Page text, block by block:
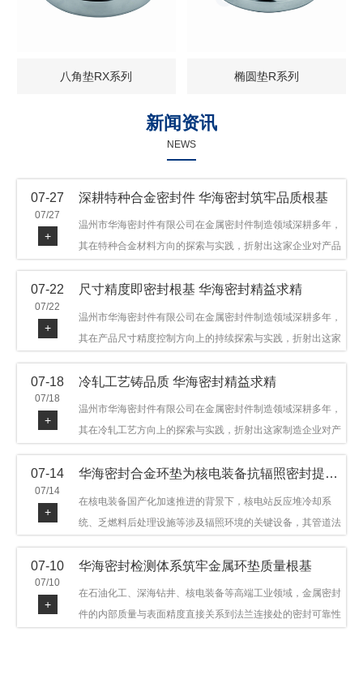
八角垫RX系列 椭圆垫R系列
新闻资讯
NEWS
07-27
07/27
+
深耕特种合金密封件 华海密封筑牢品质根基
温州市华海密封件有限公司在金属密封件制造领域深耕多年，
其在特种合金材料方向的探索与实践，折射出这家企业对产品
品，可提供多种材质方案，在石油机械、管道法兰、采油树、
07-22
07/22
+
尺寸精度即密封根基 华海密封精益求精
温州市华海密封件有限公司在金属密封件制造领域深耕多年，
其在产品尺寸精度控制方向上的持续探索与实践，折射出这家
产品，广泛应用于石油机械、管道法兰、采油树、井口装置等
领域。本文从尺寸精度的技术内涵及企业工艺积累等角度，呈
现华海密封在该领域的务实探索与稳步发展。
07-18
07/18
+
冷轧工艺铸品质 华海密封精益求精
温州市华海密封件有限公司在金属密封件制造领域深耕多年，
其在冷轧工艺方向上的探索与实践，折射出这家制造企业对产
品，广泛应用于石油机械、管道法兰、采油树、井口装置等领
步发展。
07-14
07/14
+
华海密封合金环垫为核电装备抗辐照密封提供可靠保障
在核电装备国产化加速推进的背景下，核电站反应堆冷却系
统、乏燃料后处理设施等涉及辐照环境的关键设备，其管道法
定与密封可靠。温州市华海密封件科技有限公司深耕金属密封
领域二十余年，依托八角垫、椭圆垫及RX/BX系列高压环垫等
全系列产品，以特种合金材质体系，为核电装备抗辐照密封提
供针对性配套方案。
07-10
07/10
+
华海密封检测体系筑牢金属环垫质量根基
在石油化工、深海钻井、核电装备等高端工业领域，金属密封
件的内部质量与表面精度直接关系到法兰连接处的密封可靠性